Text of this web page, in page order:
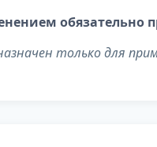
обязательно
только для